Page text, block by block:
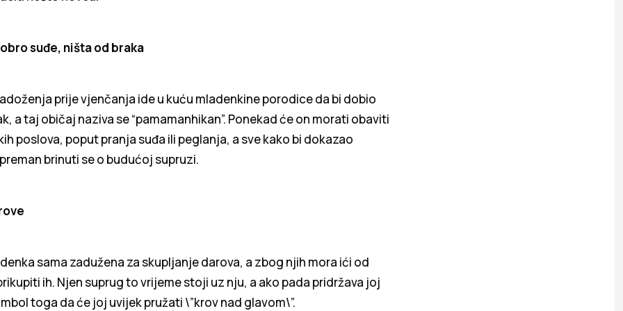
suđe, ništa od braka
prije vjenčanja ide u kuću mladenkine porodice da bi dobio
a taj običaj naziva se “pamamanhikan”. Ponekad će on morati obaviti
poslova, poput pranja suđa ili peglanja, a sve kako bi dokazao
brinuti se o budućoj supruzi.
sama zadužena za skupljanje darova, a zbog njih mora ići od
ih. Njen suprug to vrijeme stoji uz nju, a ako pada pridržava joj
toga da će joj uvijek pružati \”krov nad glavom\”.